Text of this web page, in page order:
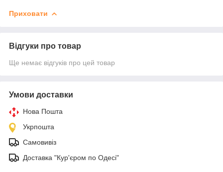
Приховати
Відгуки про товар
Ще немає відгуків про цей товар
Умови доставки
Нова Пошта
Укрпошта
Самовивіз
Доставка "Кур'єром по Одесі"